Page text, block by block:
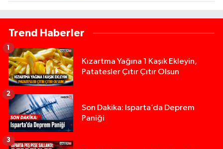
Trend Haberler
Kızartma Yağına 1 Kaşık Ekleyin,
Patatesler Çıtır Çıtır Olsun
1
Son Dakika: Isparta’da Deprem
Paniği
2
3